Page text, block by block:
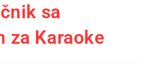
sa
za Karaoke